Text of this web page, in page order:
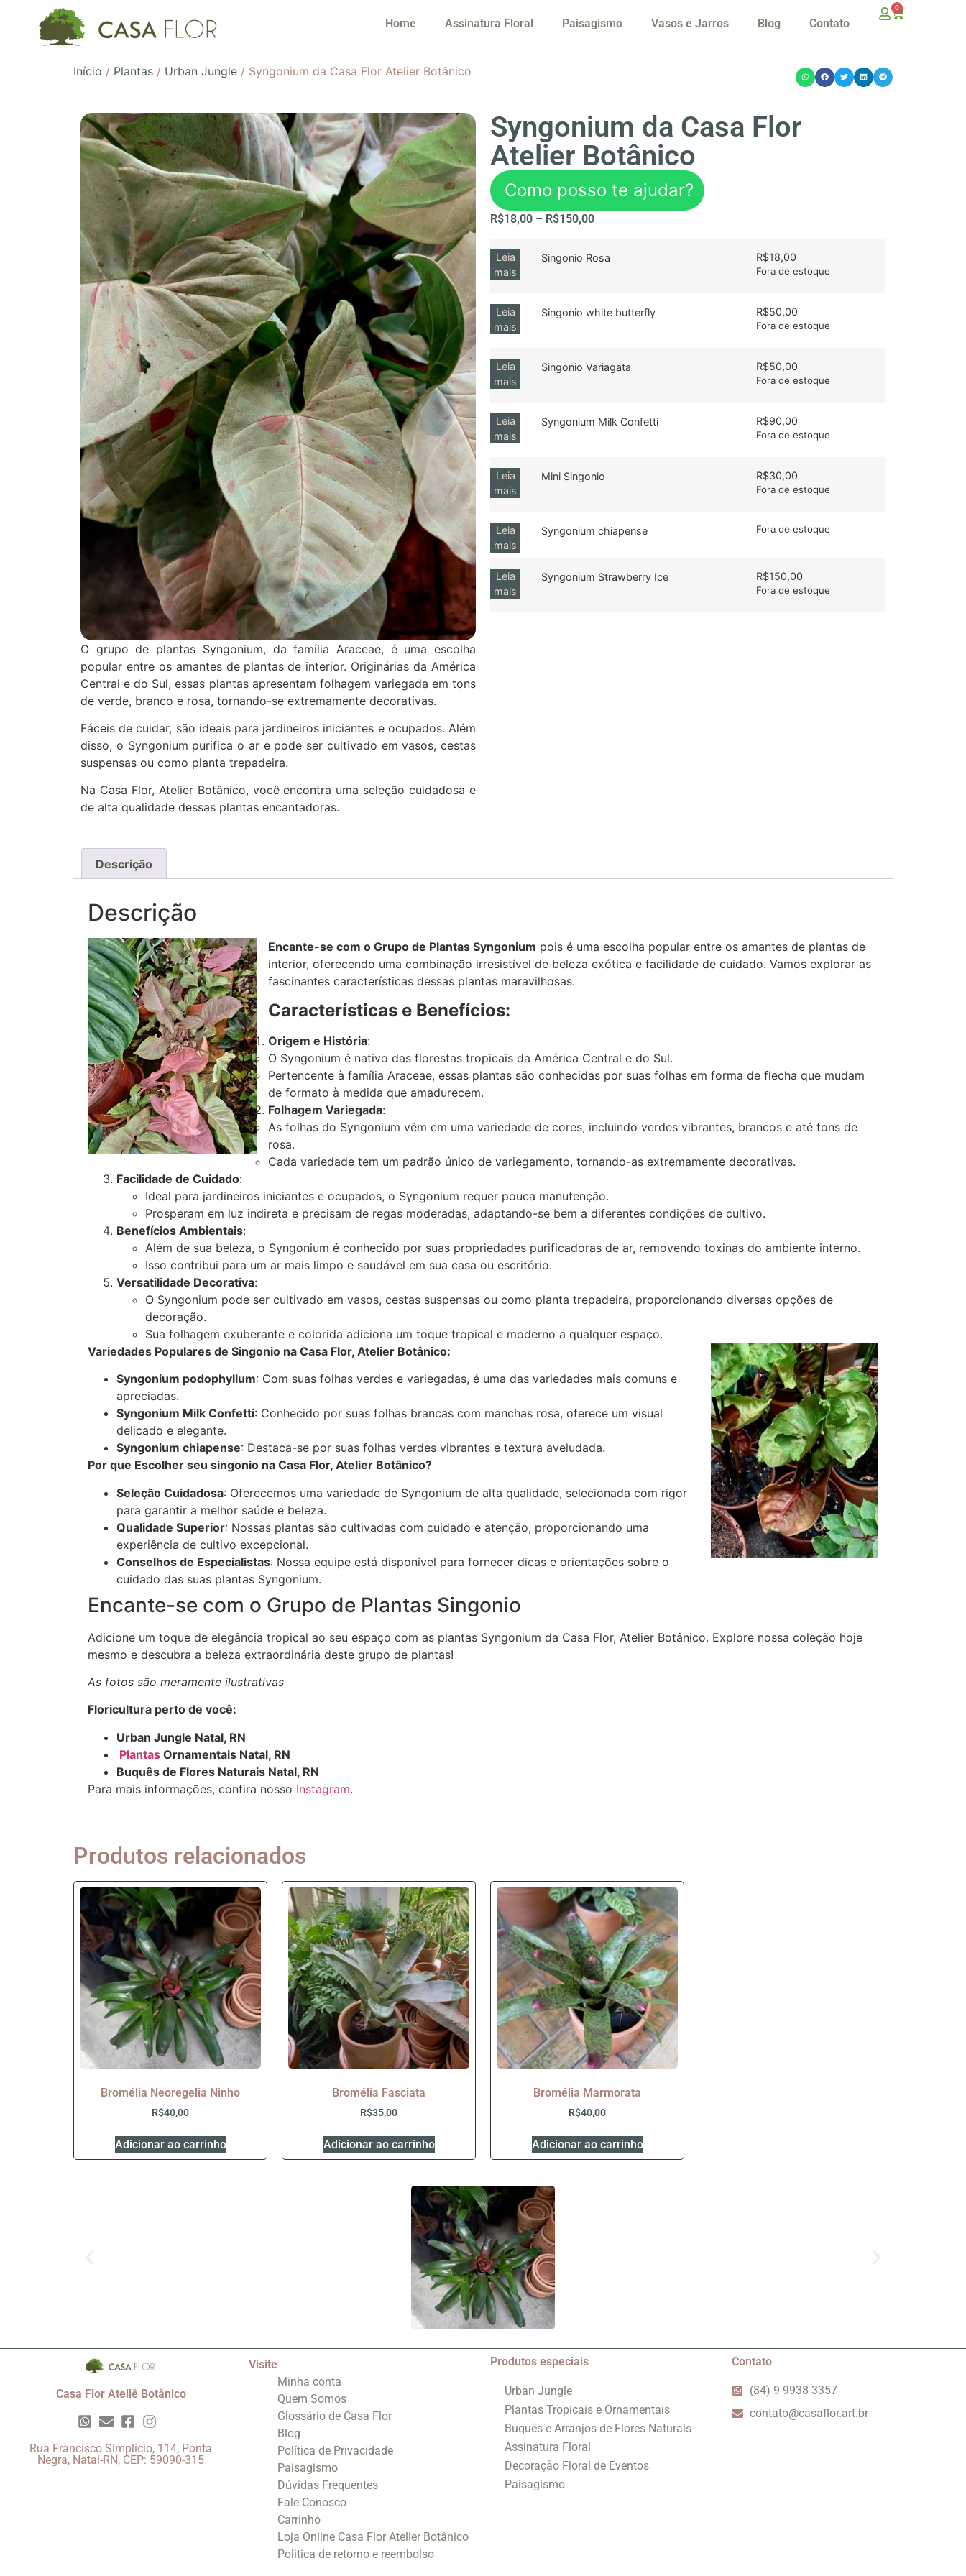
Home Assinatura Floral Paisagismo Vasos e Jarros Blog Contato
0
Início / Plantas / Urban Jungle / Syngonium da Casa Flor Atelier Botânico
O grupo de plantas Syngonium, da família Araceae, é uma escolha
popular entre os amantes de plantas de interior. Originárias da América
Central e do Sul, essas plantas apresentam folhagem variegada em tons
de verde, branco e rosa, tornando-se extremamente decorativas.
Fáceis de cuidar, são ideais para jardineiros iniciantes e ocupados. Além
disso, o Syngonium purifica o ar e pode ser cultivado em vasos, cestas
suspensas ou como planta trepadeira.
Na Casa Flor, Atelier Botânico, você encontra uma seleção cuidadosa e
de alta qualidade dessas plantas encantadoras.
Syngonium da Casa Flor
Atelier Botânico
Como posso te ajudar?
R$18,00 – R$150,00
Leia
mais
Singonio Rosa R$18,00
Fora de estoque
Leia
mais
Singonio white butterfly R$50,00
Fora de estoque
Leia
mais
Singonio Variagata R$50,00
Fora de estoque
Leia
mais
Syngonium Milk Confetti R$90,00
Fora de estoque
Leia
mais
Mini Singonio R$30,00
Fora de estoque
Leia
mais
Syngonium chiapense Fora de estoque
Leia
mais
Syngonium Strawberry Ice R$150,00
Fora de estoque
Descrição
Descrição
Encante-se com o Grupo de Plantas Syngonium pois é uma escolha popular entre os amantes de plantas de
interior, oferecendo uma combinação irresistível de beleza exótica e facilidade de cuidado. Vamos explorar as
fascinantes características dessas plantas maravilhosas.
Características e Benefícios:
Origem e História:
O Syngonium é nativo das florestas tropicais da América Central e do Sul.
Pertencente à família Araceae, essas plantas são conhecidas por suas folhas em forma de flecha que mudam
de formato à medida que amadurecem.
Folhagem Variegada:
As folhas do Syngonium vêm em uma variedade de cores, incluindo verdes vibrantes, brancos e até tons de
rosa.
Cada variedade tem um padrão único de variegamento, tornando-as extremamente decorativas.
Facilidade de Cuidado:
Ideal para jardineiros iniciantes e ocupados, o Syngonium requer pouca manutenção.
Prosperam em luz indireta e precisam de regas moderadas, adaptando-se bem a diferentes condições de cultivo.
Benefícios Ambientais:
Além de sua beleza, o Syngonium é conhecido por suas propriedades purificadoras de ar, removendo toxinas do ambiente interno.
Isso contribui para um ar mais limpo e saudável em sua casa ou escritório.
Versatilidade Decorativa:
O Syngonium pode ser cultivado em vasos, cestas suspensas ou como planta trepadeira, proporcionando diversas opções de
decoração.
Sua folhagem exuberante e colorida adiciona um toque tropical e moderno a qualquer espaço.
Variedades Populares de Singonio na Casa Flor, Atelier Botânico:
Syngonium podophyllum: Com suas folhas verdes e variegadas, é uma das variedades mais comuns e
apreciadas.
Syngonium Milk Confetti: Conhecido por suas folhas brancas com manchas rosa, oferece um visual
delicado e elegante.
Syngonium chiapense: Destaca-se por suas folhas verdes vibrantes e textura aveludada.
Por que Escolher seu singonio na Casa Flor, Atelier Botânico?
Seleção Cuidadosa: Oferecemos uma variedade de Syngonium de alta qualidade, selecionada com rigor
para garantir a melhor saúde e beleza.
Qualidade Superior: Nossas plantas são cultivadas com cuidado e atenção, proporcionando uma
experiência de cultivo excepcional.
Conselhos de Especialistas: Nossa equipe está disponível para fornecer dicas e orientações sobre o
cuidado das suas plantas Syngonium.
Encante-se com o Grupo de Plantas Singonio
Adicione um toque de elegância tropical ao seu espaço com as plantas Syngonium da Casa Flor, Atelier Botânico. Explore nossa coleção hoje
mesmo e descubra a beleza extraordinária deste grupo de plantas!
As fotos são meramente ilustrativas
Floricultura perto de você:
Urban Jungle Natal, RN
Plantas Ornamentais Natal, RN
Buquês de Flores Naturais Natal, RN
Para mais informações, confira nosso Instagram.
Produtos relacionados
Bromélia Neoregelia Ninho
R$40,00
Adicionar ao carrinho
Bromélia Fasciata
R$35,00
Adicionar ao carrinho
Bromélia Marmorata
R$40,00
Adicionar ao carrinho
Casa Flor Ateliê Botânico
Rua Francisco Simplício, 114, Ponta
Negra, Natal-RN, CEP: 59090-315
Visite
Minha conta
Quem Somos
Glossário de Casa Flor
Blog
Política de Privacidade
Paisagismo
Dúvidas Frequentes
Fale Conosco
Carrinho
Loja Online Casa Flor Atelier Botânico
Politica de retorno e reembolso
Produtos especiais
Urban Jungle
Plantas Tropicais e Ornamentais
Buquês e Arranjos de Flores Naturais
Assinatura Floral
Decoração Floral de Eventos
Paisagismo
Contato
(84) 9 9938-3357
contato@casaflor.art.br